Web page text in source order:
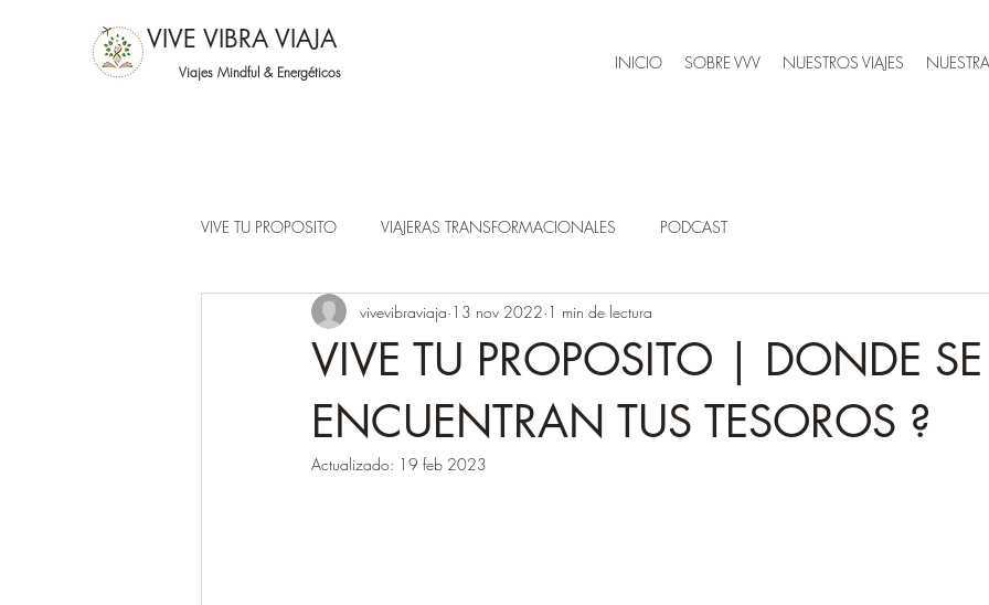
VIVE VIBRA VIAJA
Viajes Mindful & Energéticos INICIO SOBRE VVV NUESTROS VIAJES
VIVE TU PROPOSITO VIAJERAS TRANSFORMACIONALES PODCAST
VIVE TU PROPOSITO | DONDE SE
ENCUENTRAN TUS TESOROS ?
vivevibraviaja 13 nov 2022 1 min de lectura
Actualizado: 19 feb 2023